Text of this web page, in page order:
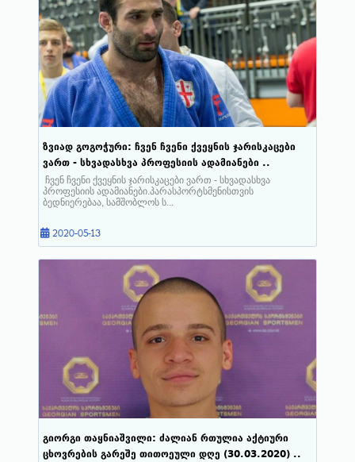
ზვიად გოგოჭური: ჩვენ ჩვენი ქვეყნის ჯარისკაცები
ვართ - სხვადასხვა პროფესიის ადამიანები ..
ჩვენ ჩვენი ქვეყნის ჯარისკაცები ვართ - სხვადასხვა
პროფესიის ადამიანები.პარასპორტსმენისთვის
ბედნიერებაა, სამშობლოს ს...
2020-05-13
გიორგი თაყნიაშვილი: ძალიან რთულია აქტიური
ცხოვრების გარეშე თითოეული დღე (30.03.2020) ..